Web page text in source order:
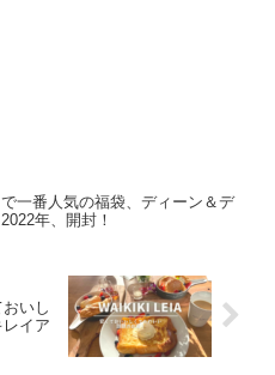
一番人気の福袋、ディーン＆デ
年、開封！
いし
イア